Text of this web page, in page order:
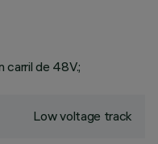
carril de 48V.;
Low voltage track